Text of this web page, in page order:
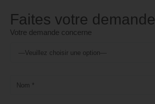
Faites votre demande
Votre demande concerne